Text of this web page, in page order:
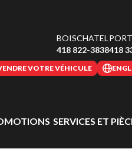
BOISCHATEL
418 822-3838418
VOTRE VÉHICULE
SERVICES ET